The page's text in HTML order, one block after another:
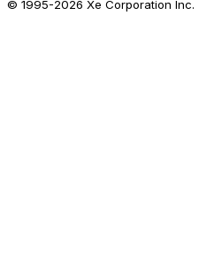
© 1995-2026 Xe Corporation Inc.